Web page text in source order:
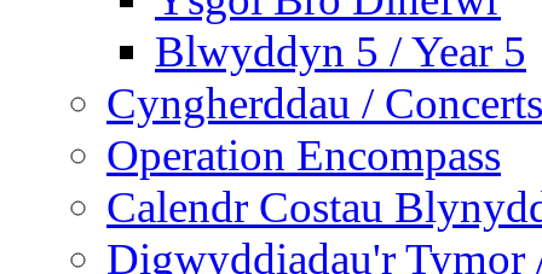
Blwyddyn 5 / Year 5
Cyngherddau / Concerts
Operation Encompass
Calendr Costau
Digwyddiadau'r Tymor